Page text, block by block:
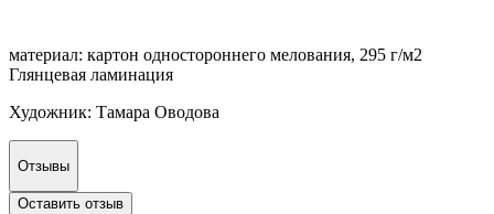
материал: картон одностороннего мелования, 295 г/м2
Глянцевая ламинация
Художник: Тамара Оводова
Отзывы
Оставить отзыв